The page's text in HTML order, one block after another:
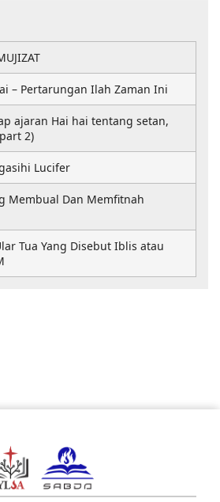
– Pertarungan Ilah Zaman Ini
ajaran Hai hai tentang setan,
2)
Lucifer
Membual Dan Memfitnah
Tua Yang Disebut Iblis atau